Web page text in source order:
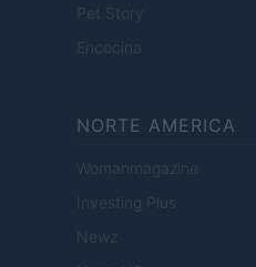
Pet Story
Encocina
NORTE AMERICA
Womanmagazine
Investing Plus
Newz